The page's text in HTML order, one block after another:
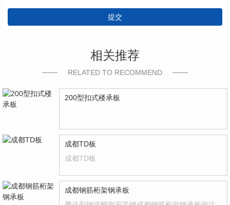
提交
相关推荐
RELATED TO RECOMMEND
200型扣式楼承板
成都TD板
成都TD板
成都钢筋桁架钢承板